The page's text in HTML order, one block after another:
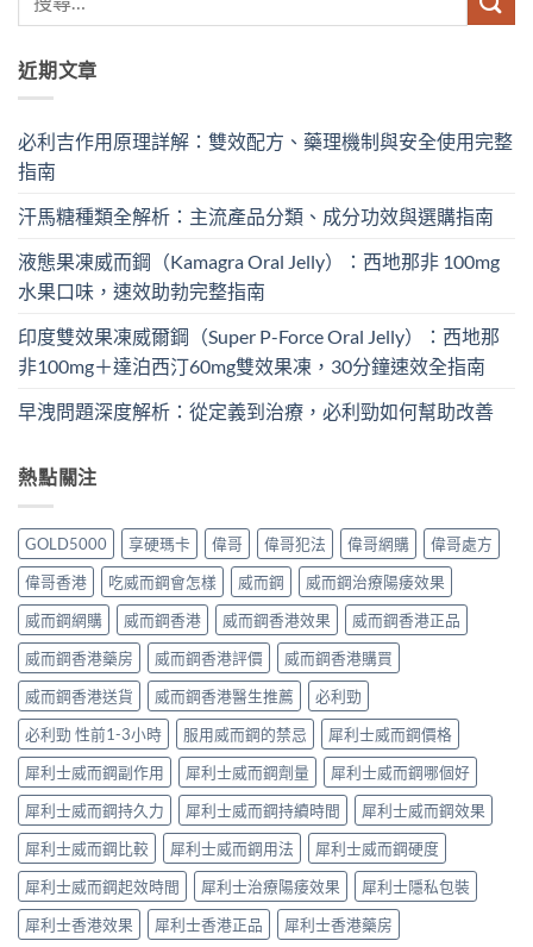
近期文章
必利吉作用原理詳解：雙效配方、藥理機制與安全使用完整
指南
汗馬糖種類全解析：主流產品分類、成分功效與選購指南
液態果凍威而鋼（Kamagra Oral Jelly）：西地那非 100mg​
水果口味，速效助勃完整指南
印度雙效果凍威爾鋼（Super P-Force Oral Jelly）：西地那
非100mg＋達泊西汀60mg雙效果凍，30分鐘速效全指南
早洩問題深度解析：從定義到治療，必利勁如何幫助改善
熱點關注
GOLD5000 享硬瑪卡 偉哥 偉哥犯法 偉哥網購
偉哥處方
偉哥香港
吃威而鋼會怎樣 威而鋼
威而鋼治療陽痿效果
威而鋼網購
威而鋼香港 威而鋼香港效果
威而鋼香港正品
威而鋼香港藥房
威而鋼香港評價
威而鋼香港購買
威而鋼香港送貨
威而鋼香港醫生推薦
必利勁
必利勁 性前1-3小時
服用威而鋼的禁忌
犀利士威而鋼價格
犀利士威而鋼副作用
犀利士威而鋼劑量
犀利士威而鋼哪個好
犀利士威而鋼持久力
犀利士威而鋼持續時間
犀利士威而鋼效果
犀利士威而鋼比較
犀利士威而鋼用法
犀利士威而鋼硬度
犀利士威而鋼起效時間
犀利士治療陽痿效果
犀利士隱私包裝
犀利士香港效果
犀利士香港正品 犀利士香港藥房